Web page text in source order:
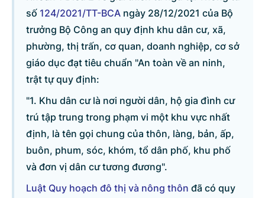
Bản quyền thuộc Cổng Thông tin điện tử Chính phủ.
Ghi rõ nguồn 'Cổng Thông tin điện tử Chính phủ' hoặc
'www.chinhphu.vn' khi phát hành lại thông tin từ các nguồn này.
số 124/2021/TT-BCA ngày 28/12/2021 của Bộ
trưởng Bộ Công an quy định khu dân cư, xã,
phường, thị trấn, cơ quan, doanh nghiệp, cơ sở
giáo dục đạt tiêu chuẩn "An toàn về an ninh,
trật tự quy định:
"1. Khu dân cư là nơi người dân, hộ gia đình cư
trú tập trung trong phạm vi một khu vực nhất
định, là tên gọi chung của thôn, làng, bản, ấp,
buôn, phum, sóc, khóm, tổ dân phố, khu phố
và đơn vị dân cư tương đương".
Luật Quy hoạch đô thị và nông thôn đã có quy